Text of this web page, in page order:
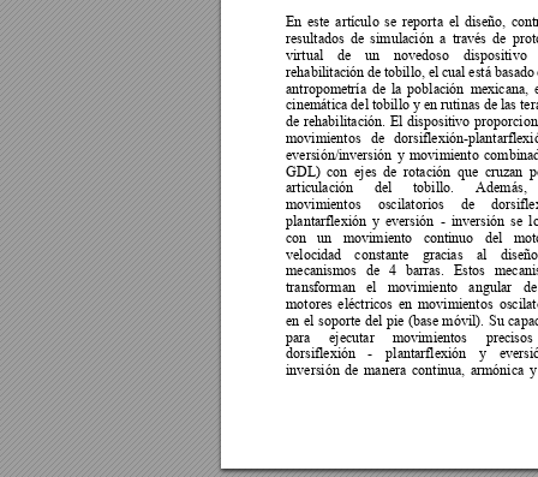
En este artículo se reporta el diseño,
resultados de simulación a través de
virtual
de un novedoso
dispositivo
rehabilitación de tobillo, el cual está basado
antropometría de la población mexicana,
cinemática del tobillo y en rutinas de las
de rehabilitación. El dispositivo
movimientos de dorsiflexión-
eversión/inversión y movimiento
GDL) con ejes de rotación que cruzan
articulación
del tobillo.
Además,
movimientos
oscilatorios de
plantarflexión y eversión - inversión se
con un movimiento continuo del
velocidad
constante gracias al
mecanismos de 4 barras. Estos
transforman el movimiento angular
de
motores eléctricos en movimientos
en el soporte del pie (base móvil) Su
para
ejecutar movimientos
precisos
dorsiflexión
- plantarflexión y
inversión de manera continua, armónica